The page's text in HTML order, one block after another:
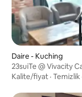
Daire - Kuching
23suiTe @ Vivacity
Kalite/fiyat · Temizlik